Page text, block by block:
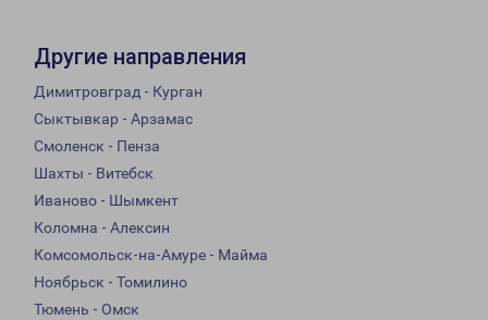
Другие направления
Димитровград - Курган
Сыктывкар - Арзамас
Смоленск - Пенза
Шахты - Витебск
Иваново - Шымкент
Коломна - Алексин
Комсомольск-на-Амуре - Майма
Ноябрьск - Томилино
Тюмень - Омск